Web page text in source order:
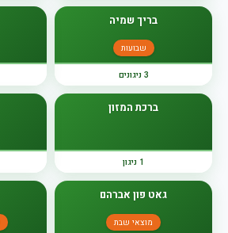
בריך שמיה
שבועות
3 ניגונים
ברכת המזון
1 ניגון
גאט פון אברהם
מוצאי שבת